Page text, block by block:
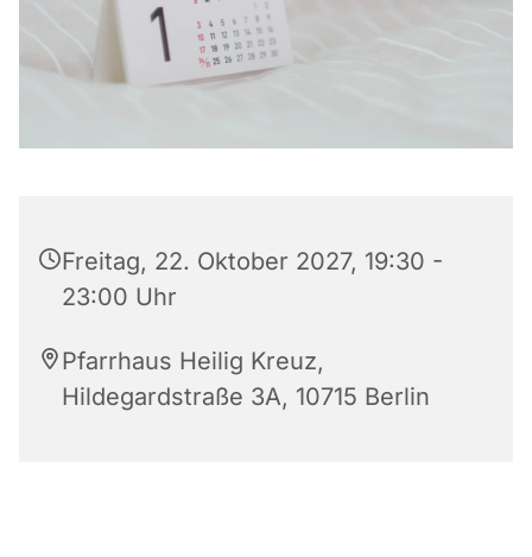
Freitag, 22. Oktober 2027, 19:30 -
23:00 Uhr
Pfarrhaus Heilig Kreuz,
Hildegardstraße 3A, 10715 Berlin